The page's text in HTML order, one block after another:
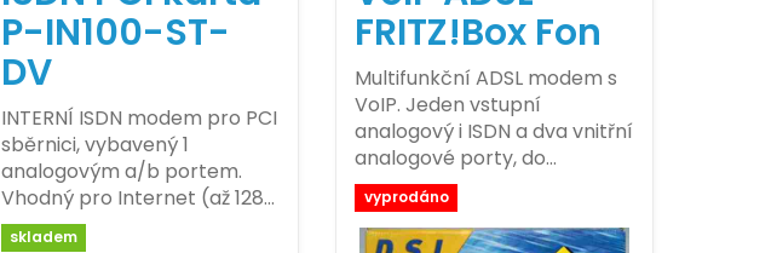
P-IN100-ST-
DV
INTERNÍ ISDN modem pro PCI
sběrnici, vybavený 1
analogovým a/b portem.
Vhodný pro Internet (až 128…
skladem
FRITZ!Box Fon
Multifunkční ADSL modem s
VoIP. Jeden vstupní
analogový i ISDN a dva vnitřní
analogové porty, do…
vyprodáno